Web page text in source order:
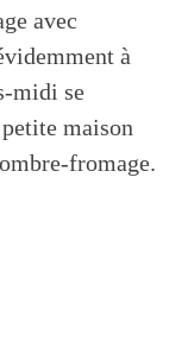
avec
à
midi se
maison
fromage.